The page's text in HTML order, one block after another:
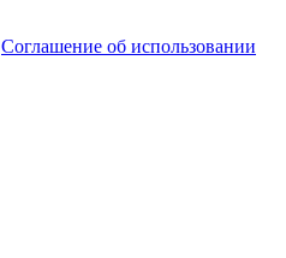
Соглашение об использовании